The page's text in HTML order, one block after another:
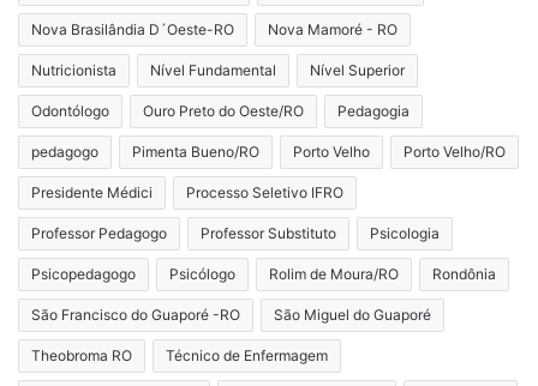
Nova Brasilândia D´Oeste-RO Nova Mamoré - RO
Nutricionista Nível Fundamental Nível Superior
Odontólogo Ouro Preto do Oeste/RO Pedagogia
pedagogo Pimenta Bueno/RO Porto Velho Porto Velho/RO
Presidente Médici Processo Seletivo IFRO
Professor Pedagogo Professor Substituto Psicologia
Psicopedagogo Psicólogo Rolim de Moura/RO Rondônia
São Francisco do Guaporé -RO São Miguel do Guaporé
Theobroma RO Técnico de Enfermagem